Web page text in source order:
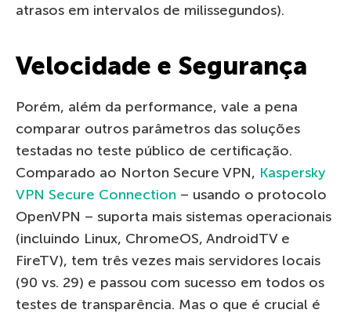
atrasos em intervalos de milissegundos).
Velocidade e Segurança
Porém, além da performance, vale a pena
comparar outros parâmetros das soluções
testadas no teste público de certificação.
Comparado ao Norton Secure VPN, Kaspersky
VPN Secure Connection – usando o protocolo
OpenVPN – suporta mais sistemas operacionais
(incluindo Linux, ChromeOS, AndroidTV e
FireTV), tem três vezes mais servidores locais
(90 vs. 29) e passou com sucesso em todos os
testes de transparência. Mas o que é crucial é